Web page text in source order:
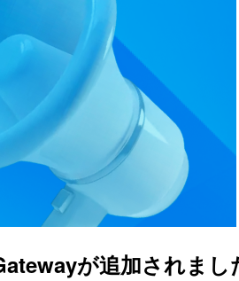
が追加されまし